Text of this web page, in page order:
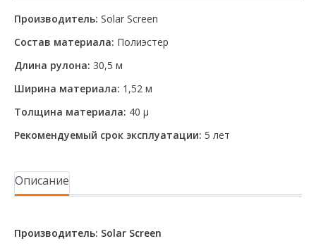
Производитель: Solar Screen
Состав материала: Полиэстер
Длина рулона: 30,5 м
Ширина материала: 1,52 м
Толщина материала: 40 μ
Рекомендуемый срок эксплуатации: 5 лет
Описание
Производитель: Solar Screen